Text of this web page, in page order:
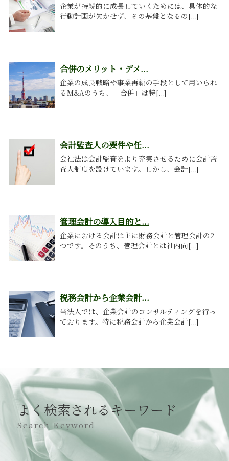
企業が持続的に成長していくためには、具体的な
行動計画が欠かせず、その基盤となるの[...]
合併のメリット・デメ...
企業の成長戦略や事業再編の手段として用いられ
るM&Aのうち、「合併」は特[...]
会計監査人の要件や任...
会社法は会計監査をより充実させるために会計監
査人制度を設けています。しかし、会計[...]
管理会計の導入目的と...
企業における会計は主に財務会計と管理会計の2
つです。そのうち、管理会計とは社内向[...]
税務会計から企業会計...
当法人では、企業会計のコンサルティングを行っ
ております。特に税務会計から企業会計[...]
よく検索されるキーワード
Search Keyword